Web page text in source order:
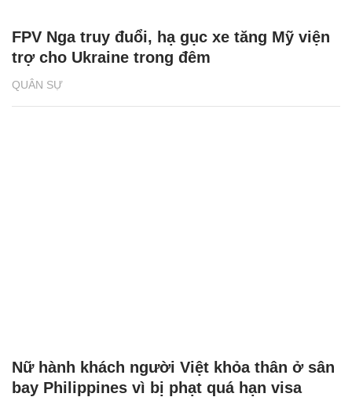
QUÂN SỰ
FPV Nga truy đuổi, hạ gục xe tăng Mỹ viện
trợ cho Ukraine trong đêm
Nữ hành khách người Việt khỏa thân ở sân
bay Philippines vì bị phạt quá hạn visa